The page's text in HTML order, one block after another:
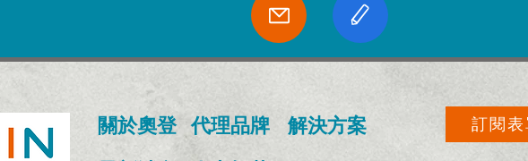
關於奧登 ​代理品牌
​解決方案
訂閱